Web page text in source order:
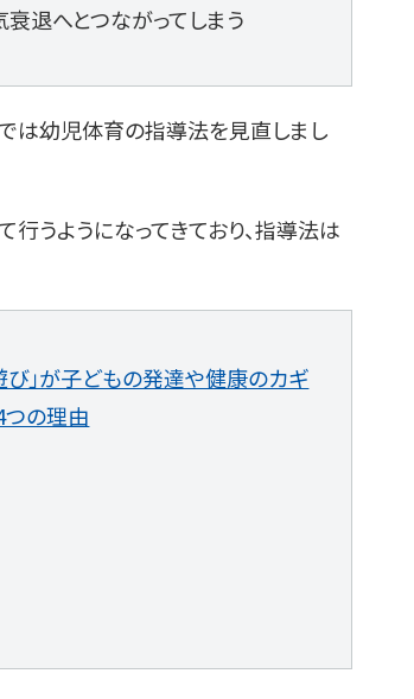
衰退へとつながってしまう
は幼児体育の指導法を見直しまし
うようになってきており、指導法は
び」が子どもの発達や健康のカギ
の理由